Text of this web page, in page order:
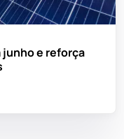
junho e reforça